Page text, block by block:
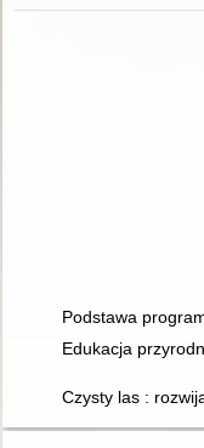
Podstawa
Edukacja
Czysty las :